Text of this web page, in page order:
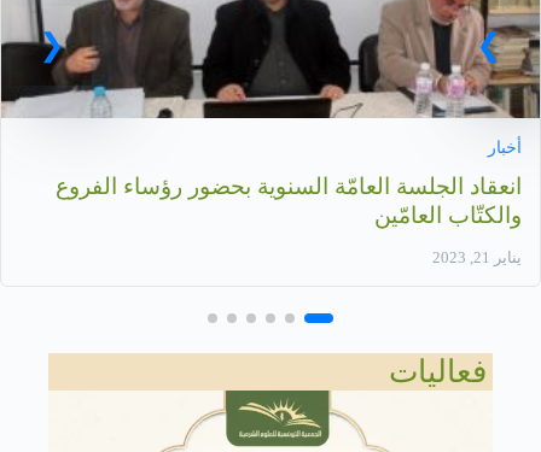
أخبار
انعقاد الجلسة العامّة السنوية بحضور رؤساء الفروع
والكتّاب العامّين
يناير 21, 2023
فعاليات